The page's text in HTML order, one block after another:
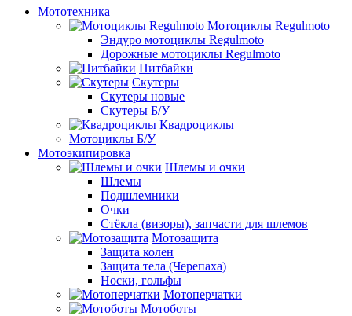
Мототехника
Мотоциклы Regulmoto
Эндуро мотоциклы Regulmoto
Дорожные мотоциклы Regulmoto
Питбайки
Скутеры
Скутеры новые
Скутеры Б/У
Квадроциклы
Мотоциклы Б/У
Мотоэкипировка
Шлемы и очки
Шлемы
Подшлемники
Очки
Стёкла (визоры), запчасти для шлемов
Мотозащита
Защита колен
Защита тела (Черепаха)
Носки, гольфы
Мотоперчатки
Мотоботы